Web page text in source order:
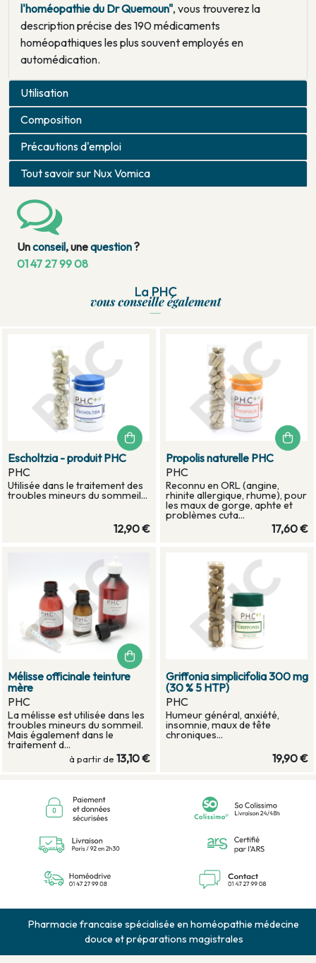
l'homéopathie du Dr Quemoun", vous trouverez la
description précise des 190 médicaments
homéopathiques les plus souvent employés en
automédication.
Utilisation
Composition
Précautions d'emploi
Tout savoir sur Nux Vomica
Unconseil, unequestion?
01 47 27 99 08
Escholtzia - produit PHC
PHC
Utilisée dans le traitement des
troubles mineurs du sommeil...
12,90 €
Propolis naturelle PHC
PHC
Reconnu en ORL (angine,
rhinite allergique, rhume), pour
les maux de gorge, aphte et
problèmes cuta...
17,60 €
Mélisse officinale teinture
mère
PHC
La mélisse est utilisée dans les
troubles mineurs du sommeil.
Mais également dans le
traitement d...
à partir de 13,10 €
Griffonia simplicifolia 300 mg
(30 % 5 HTP)
PHC
Humeur général, anxiété,
insomnie, maux de tête
chroniques...
19,90 €
Pharmacie francaise spécialisée en homéopathie médecine
douce et préparations magistrales